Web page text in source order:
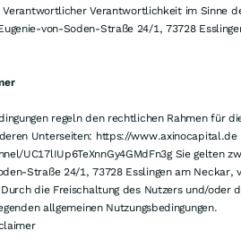
Verantwortlicher Verantwortlichkeit im Sinne
von-Soden-Straße 24/1, 73728
regeln den rechtlichen Rahmen für
Unterseiten: https://www.axinocapital.de
UC17lIUp6TeXnnGy4GMdFn3g Sie gelten
Straße 24/1, 73728 Esslingen am
Durch die Freischaltung des Nutzers und/oder
allgemeinen Nutzungsbedingungen.